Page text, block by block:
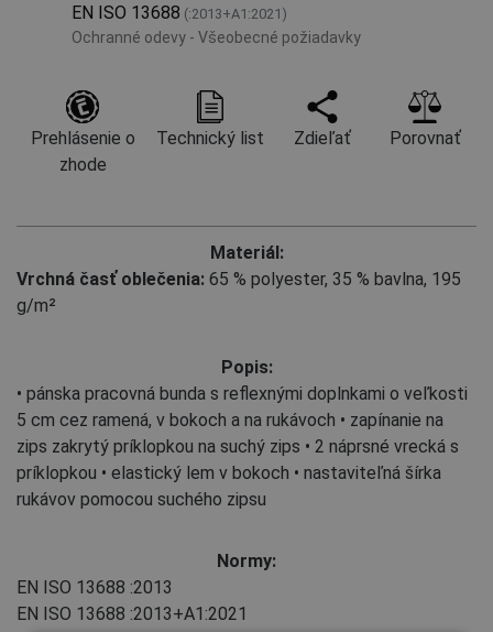
EN ISO 13688 (:2013+A1:2021)
Ochranné odevy - Všeobecné požiadavky
Prehlásenie o
zhode
Technický list Zdieľať Porovnať
Materiál:
Vrchná časť oblečenia: 65 % polyester, 35 % bavlna, 195
g/m²
Popis:
• pánska pracovná bunda s reflexnými doplnkami o veľkosti
5 cm cez ramená, v bokoch a na rukávoch • zapínanie na
zips zakrytý príklopkou na suchý zips • 2 náprsné vrecká s
príklopkou • elastický lem v bokoch • nastaviteľná šírka
rukávov pomocou suchého zipsu
Normy:
EN ISO 13688 :2013
EN ISO 13688 :2013+A1:2021